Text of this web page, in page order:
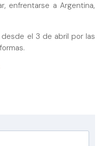
enfrentarse a Argentina,
desde el 3 de abril por las